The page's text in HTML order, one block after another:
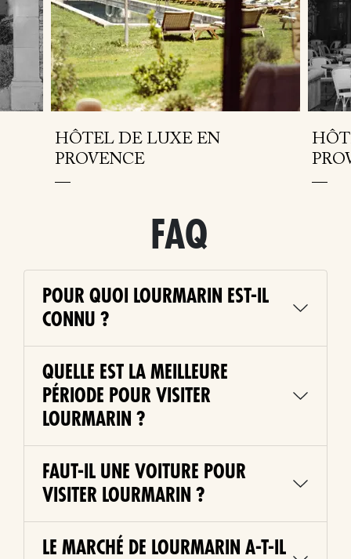
HÔTEL DE LUXE EN
PROVENCE
FAQ
POUR QUOI LOURMARIN EST-IL
CONNU ?
QUELLE EST LA MEILLEURE
PÉRIODE POUR VISITER
LOURMARIN ?
FAUT-IL UNE VOITURE POUR
VISITER LOURMARIN ?
LE MARCHÉ DE LOURMARIN A-T-IL